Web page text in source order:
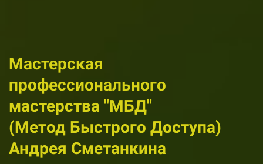
Мастерская
профессионального
мастерства "МБД"
(Метод Быстрого Доступа)
Андрея Сметанкина